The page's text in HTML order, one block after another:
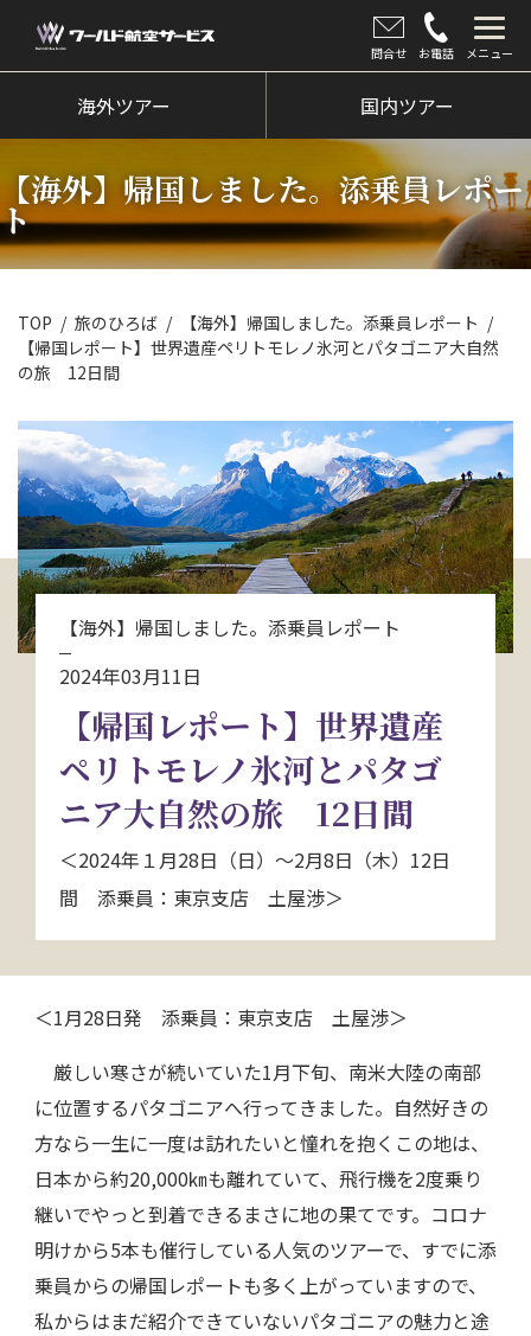
問合せ お電話 メニュー
海外ツアー
国内ツアー
クルーズツアー
ツアー催行状況
旅のひろば
イベント
新着情報
会社情報
お問い合わせ
資料請求
電話にてお問い合わせ
海外ツアー 国内ツアー
【海外】帰国しました。添乗員レポー
ト
TOP 旅のひろば
【海外】帰国しました。添乗員レポート
【帰国レポート】世界遺産ペリトモレノ氷河とパタゴニア大自然
の旅 12日間
【海外】帰国しました。添乗員レポート
2024年03月11日
【帰国レポート】世界遺産
ペリトモレノ氷河とパタゴ
ニア大自然の旅 12日間
＜2024年１月28日（日）～2月8日（木）12日
間 添乗員：東京支店 土屋渉＞
＜1月28日発 添乗員：東京支店 土屋渉＞
厳しい寒さが続いていた1月下旬、南米大陸の南部
に位置するパタゴニアへ行ってきました。自然好きの
方なら一生に一度は訪れたいと憧れを抱くこの地は、
日本から約20,000㎞も離れていて、飛行機を2度乗り
継いでやっと到着できるまさに地の果てです。コロナ
明けから5本も催行している人気のツアーで、すでに添
乗員からの帰国レポートも多く上がっていますので、
私からはまだ紹介できていないパタゴニアの魅力と途